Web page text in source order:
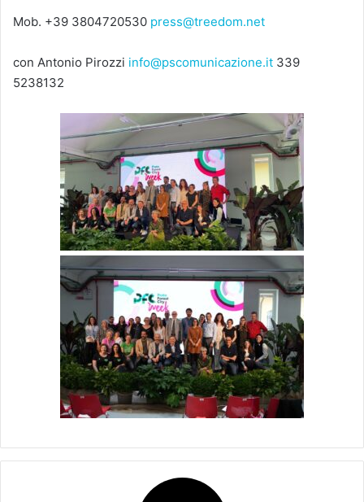
Mob. +39 3804720530 press@treedom.net
con Antonio Pirozzi info@pscomunicazione.it 339
5238132